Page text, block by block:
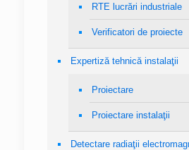
RTE lucrări industriale
Verificatori de proiecte
Expertiză tehnică instalaţii
Proiectare
Proiectare instalaţii
Detectare radiaţii